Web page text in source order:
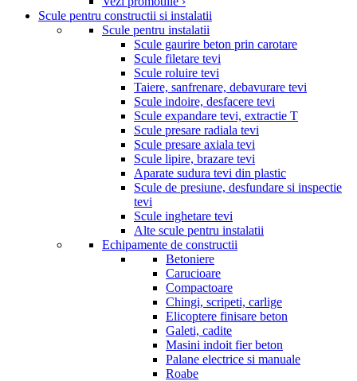
Scule pentru constructii si instalatii
Scule pentru instalatii
Scule gaurire beton prin carotare
Scule filetare tevi
Scule roluire tevi
Taiere, sanfrenare, debavurare tevi
Scule indoire, desfacere tevi
Scule expandare tevi, extractie T
Scule presare radiala tevi
Scule presare axiala tevi
Scule lipire, brazare tevi
Aparate sudura tevi din plastic
Scule de presiune, desfundare si inspectie
tevi
Scule inghetare tevi
Alte scule pentru instalatii
Echipamente de constructii
Betoniere
Carucioare
Compactoare
Chingi, scripeti, carlige
Elicoptere finisare beton
Galeti, cadite
Masini indoit fier beton
Palane electrice si manuale
Roabe